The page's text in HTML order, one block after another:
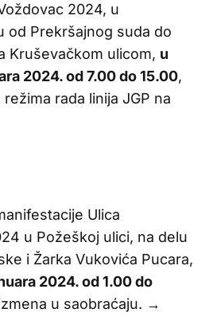
2024, u
od Prekršajnog suda do
Kruševačkom ulicom, u
2024. od 7.00 do 15.00,
rada linija JGP na
Ulica
u Požeškoj ulici, na delu
i Žarka Vukovića Pucara,
2024. od 1.00 do
u saobraćaju. →